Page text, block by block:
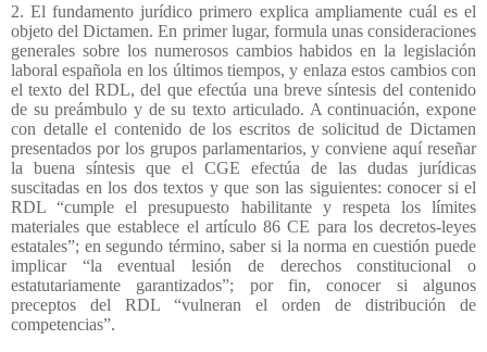
2. El fundamento jurídico primero explica ampliamente cuál es el
objeto del Dictamen. En primer lugar, formula unas consideraciones
generales sobre los numerosos cambios habidos en la legislación
laboral española en los últimos tiempos, y enlaza estos cambios con
el texto del RDL, del que efectúa una breve síntesis del contenido
de su preámbulo y de su texto articulado. A continuación, expone
con detalle el contenido de los escritos de solicitud de Dictamen
presentados por los grupos parlamentarios, y conviene aquí reseñar
la buena síntesis que el CGE efectúa de las dudas jurídicas
suscitadas en los dos textos y que son las siguientes: conocer si el
RDL “cumple el presupuesto habilitante y respeta los límites
materiales que establece el artículo 86 CE para los decretos-leyes
estatales”; en segundo término, saber si la norma en cuestión puede
implicar “la eventual lesión de derechos constitucional o
estatutariamente garantizados”; por fin, conocer si algunos
preceptos del RDL “vulneran el orden de distribución de
competencias”.